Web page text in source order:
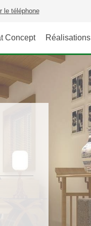
le téléphone
Concept Réalisations